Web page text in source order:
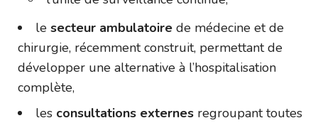
le secteur ambulatoire de médecine et de
chirurgie, récemment construit, permettant de
développer une alternative à l’hospitalisation
complète,
les consultations externes regroupant toutes